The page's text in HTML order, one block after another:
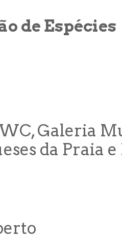
de Espécies
Galeria
da Praia